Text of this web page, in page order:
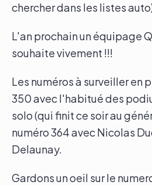
chercher dans les listes
L'an prochain un équipage
souhaite vivement !!!
Les numéros à surveiller en
350 avec l'habitué des
solo (qui finit ce soir au
numéro 364 avec Nicolas
Delaunay.
Gardons un oeil sur le